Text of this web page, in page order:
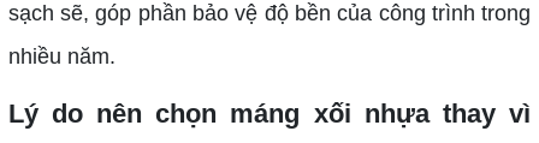
sạch sẽ, góp phần bảo vệ độ bền của công trình trong
nhiều năm.
Lý do nên chọn máng xối nhựa thay vì